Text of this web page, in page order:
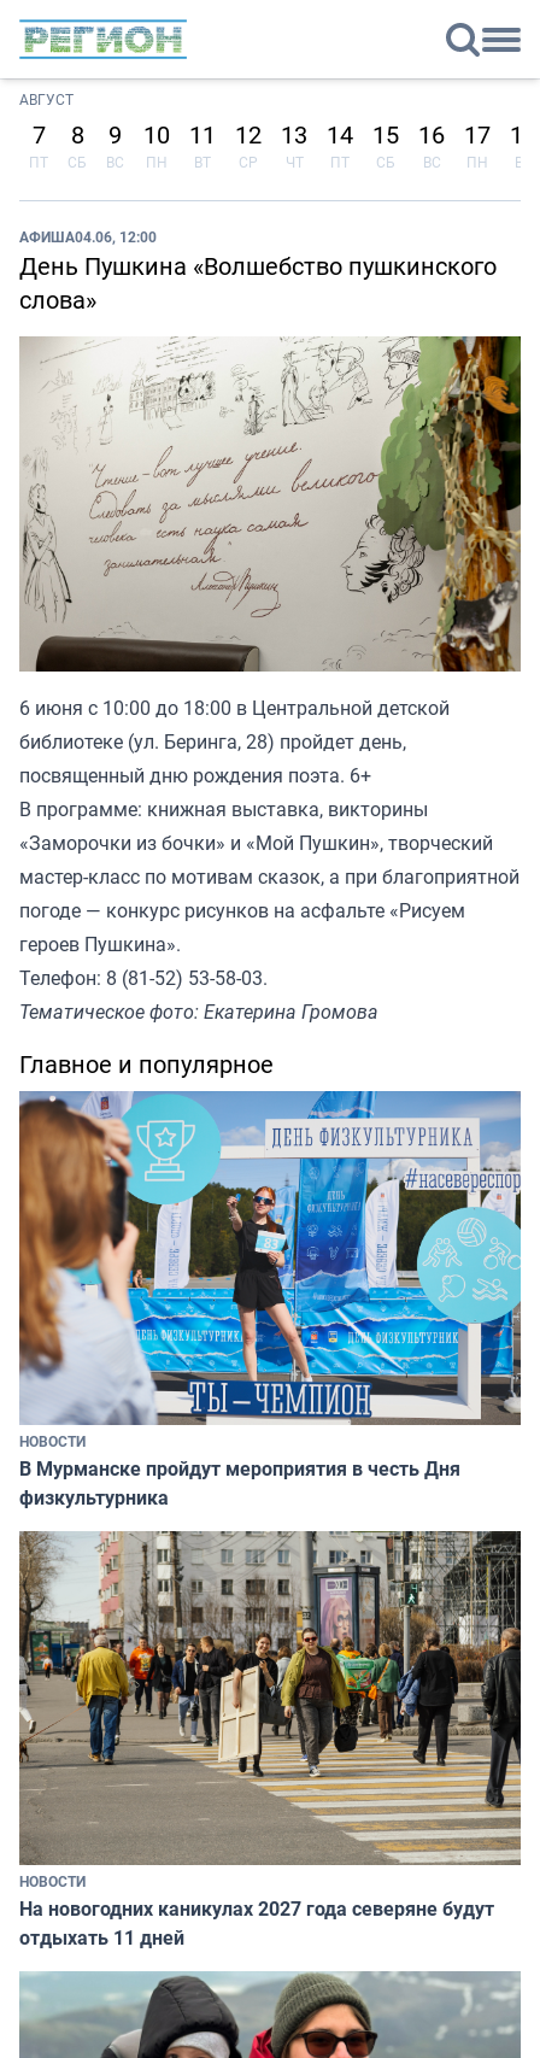
АВГУСТ
7
ПТ
8
СБ
9
ВС
10
ПН
11
ВТ
12
СР
13
ЧТ
14
ПТ
15
СБ
16
ВС
17
ПН
18
ВТ
АФИША04.06, 12:00
День Пушкина «Волшебство пушкинского
слова»
6 июня с 10:00 до 18:00 в Центральной детской
библиотеке (ул. Беринга, 28) пройдет день,
посвященный дню рождения поэта. 6+
В программе: книжная выставка, викторины
«Заморочки из бочки» и «Мой Пушкин», творческий
мастер-класс по мотивам сказок, а при благоприятной
погоде — конкурс рисунков на асфальте «Рисуем
героев Пушкина».
Телефон: 8 (81-52) 53-58-03.
Тематическое фото: Екатерина Громова
Главное и популярное
НОВОСТИ
В Мурманске пройдут мероприятия в честь Дня
физкультурника
НОВОСТИ
На новогодних каникулах 2027 года северяне будут
отдыхать 11 дней